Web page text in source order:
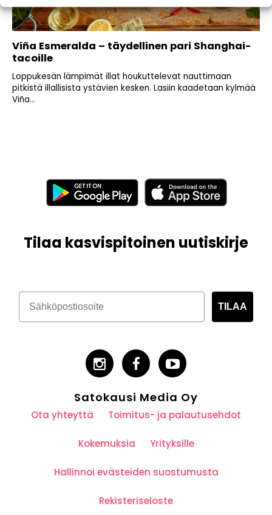
Viña Esmeralda – täydellinen pari Shanghai-
tacoille
Loppukesän lämpimät illat houkuttelevat nauttimaan
pitkistä illallisista ystävien kesken. Lasiin kaadetaan kylmää
Viña...
Tilaa kasvispitoinen uutiskirje
TILAA
Satokausi Media Oy
Ota yhteyttä Toimitus- ja palautusehdot
Kokemuksia Yrityksille
Hallinnoi evästeiden suostumusta
Rekisteriseloste